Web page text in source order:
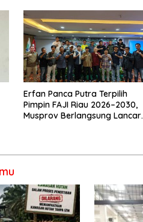
Erfan Panca Putra Terpilih
Pimpin FAJI Riau 2026–2030,
Musprov Berlangsung Lancar